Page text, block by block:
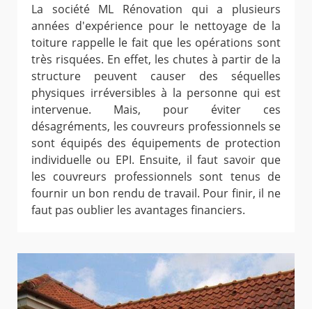
La société ML Rénovation qui a plusieurs
années d'expérience pour le nettoyage de la
toiture rappelle le fait que les opérations sont
très risquées. En effet, les chutes à partir de la
structure peuvent causer des séquelles
physiques irréversibles à la personne qui est
intervenue. Mais, pour éviter ces
désagréments, les couvreurs professionnels se
sont équipés des équipements de protection
individuelle ou EPI. Ensuite, il faut savoir que
les couvreurs professionnels sont tenus de
fournir un bon rendu de travail. Pour finir, il ne
faut pas oublier les avantages financiers.